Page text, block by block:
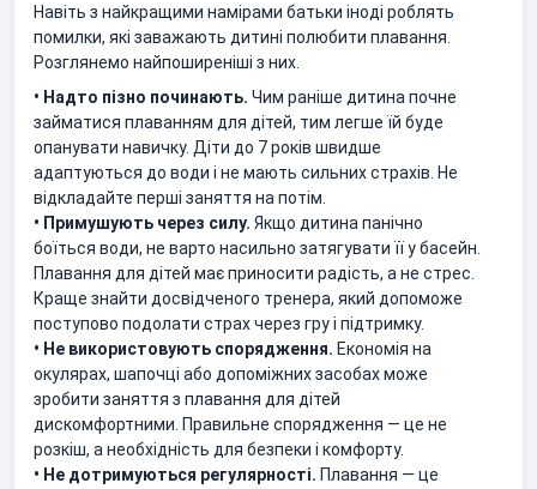
Навіть з найкращими намірами батьки іноді роблять
помилки, які заважають дитині полюбити плавання.
Розглянемо найпоширеніші з них.
• Надто пізно починають. Чим раніше дитина почне
займатися плаванням для дітей, тим легше їй буде
опанувати навичку. Діти до 7 років швидше
адаптуються до води і не мають сильних страхів. Не
відкладайте перші заняття на потім.
• Примушують через силу. Якщо дитина панічно
боїться води, не варто насильно затягувати її у басейн.
Плавання для дітей має приносити радість, а не стрес.
Краще знайти досвідченого тренера, який допоможе
поступово подолати страх через гру і підтримку.
• Не використовують спорядження. Економія на
окулярах, шапочці або допоміжних засобах може
зробити заняття з плавання для дітей
дискомфортними. Правильне спорядження — це не
розкіш, а необхідність для безпеки і комфорту.
• Не дотримуються регулярності. Плавання — це